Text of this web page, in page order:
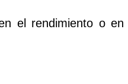
el rendimiento o